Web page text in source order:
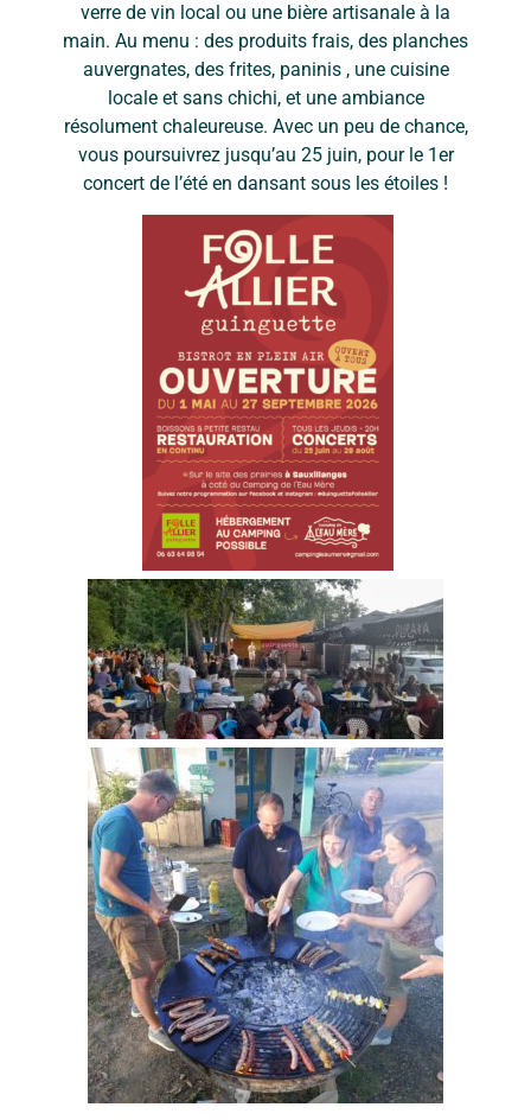
verre de vin local ou une bière artisanale à la
main. Au menu : des produits frais, des planches
auvergnates, des frites, paninis , une cuisine
locale et sans chichi, et une ambiance
résolument chaleureuse. Avec un peu de chance,
vous poursuivrez jusqu’au 25 juin, pour le 1er
concert de l’été en dansant sous les étoiles !